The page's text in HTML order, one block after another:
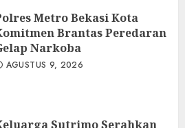
Metro Bekasi Kota
Brantas Peredaran
Narkoba
AGUSTUS 9, 2026
Sutrimo Serahkan